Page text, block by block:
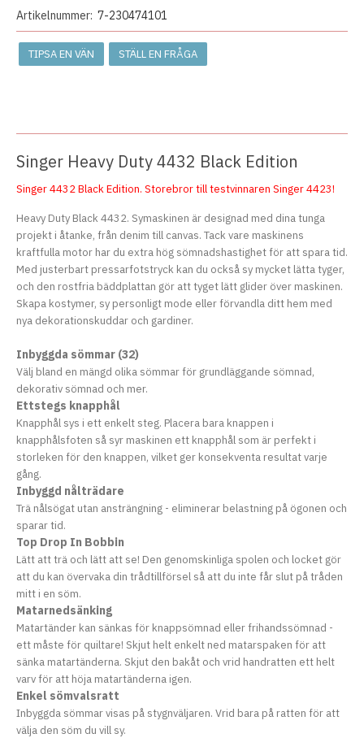
Artikelnummer: 7-230474101
TIPSA EN VÄN STÄLL EN FRÅGA
Singer Heavy Duty 4432 Black Edition
Singer 4432 Black Edition. Storebror till testvinnaren Singer 4423!
Heavy Duty Black 4432. Symaskinen är designad med dina tunga
projekt i åtanke, från denim till canvas. Tack vare maskinens
kraftfulla motor har du extra hög sömnadshastighet för att spara tid.
Med justerbart pressarfotstryck kan du också sy mycket lätta tyger,
och den rostfria bäddplattan gör att tyget lätt glider över maskinen.
Skapa kostymer, sy personligt mode eller förvandla ditt hem med
nya dekorationskuddar och gardiner.
Inbyggda sömmar (32)
Välj bland en mängd olika sömmar för grundläggande sömnad,
dekorativ sömnad och mer.
Ettstegs knapphål
Knapphål sys i ett enkelt steg. Placera bara knappen i
knapphålsfoten så syr maskinen ett knapphål som är perfekt i
storleken för den knappen, vilket ger konsekventa resultat varje
gång.
Inbyggd nålträdare
Trä nålsögat utan ansträngning - eliminerar belastning på ögonen och
sparar tid.
Top Drop In Bobbin
Lätt att trä och lätt att se! Den genomskinliga spolen och locket gör
att du kan övervaka din trådtillförsel så att du inte får slut på tråden
mitt i en söm.
Matarnedsänking
Matartänder kan sänkas för knappsömnad eller frihandssömnad -
ett måste för quiltare! Skjut helt enkelt ned matarspaken för att
sänka matartänderna. Skjut den bakåt och vrid handratten ett helt
varv för att höja matartänderna igen.
Enkel sömvalsratt
Inbyggda sömmar visas på stygnväljaren. Vrid bara på ratten för att
välja den söm du vill sy.